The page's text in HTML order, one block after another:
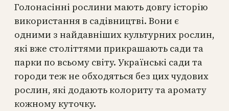
Голонасінні рослини мають довгу історію
використання в садівництві. Вони є
одними з найдавніших культурних рослин,
які вже століттями прикрашають сади та
парки по всьому світу. Українські сади та
городи теж не обходяться без цих чудових
рослин, які додають колориту та аромату
кожному куточку.